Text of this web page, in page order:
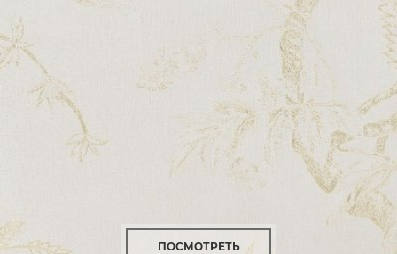
ПОСМОТРЕТЬ